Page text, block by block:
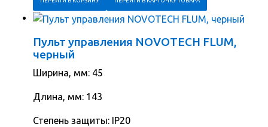
Пульт управления NOVOTECH FLUM,
черный
Ширина, мм: 45
Длина, мм: 143
Степень защиты: IP20